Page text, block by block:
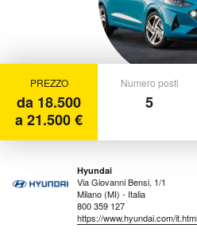
PREZZO
da 18.500
a 21.500 €
Numero posti
5
Hyundai
Via Giovanni Bensi, 1/1
Milano (MI) - Italia
800 359 127
https://www.hyundai.com/it.html